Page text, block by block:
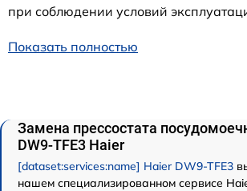
при соблюдении условий
Показать полностью
Замена прессостата
DW9-TFE3 Haier
[dataset:services:name] Haier DW9-TFE3
нашем специализированном сервисе